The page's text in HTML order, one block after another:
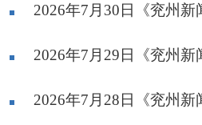
2026年7月30日《兖州新
2026年7月29日《兖州新
2026年7月28日《兖州新